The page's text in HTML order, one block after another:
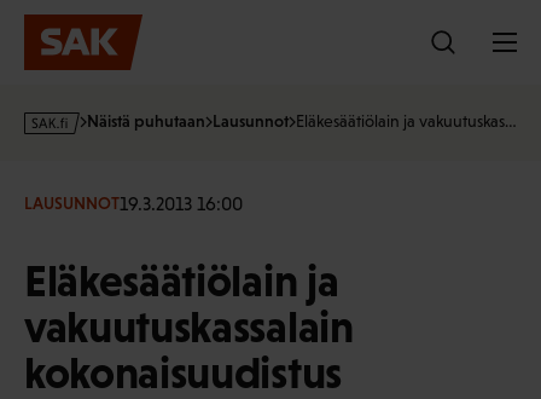
Hyppää
sisältöön
s
·
Näistä puhutaan Lausunnot Eläkesäätiölain ja vakuutuskas…
LAUSUNNOT19.3.2013 16:00
Eläkesäätiölain ja
vakuutuskassalain
kokonaisuudistus